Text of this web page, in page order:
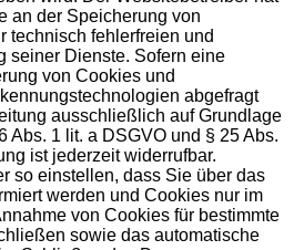
an der Speicherung von
technisch fehlerfreien und
seiner Dienste. Sofern eine
von Cookies und
abgefragt
ausschließlich auf Grundlage
Abs. 1 lit. a DSGVO und § 25 Abs.
ist jederzeit widerrufbar.
so einstellen, dass Sie über das
werden und Cookies nur im
von Cookies für bestimmte
sowie das automatische